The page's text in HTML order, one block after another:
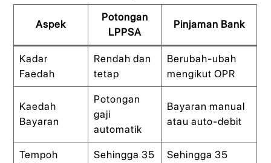
Aspek
Potongan
LPPSA
Pinjaman Bank
Kadar
Faedah
Rendah dan
tetap
Berubah-ubah
mengikut OPR
Kaedah
Bayaran
Potongan
gaji
automatik
Bayaran manual
atau auto-debit
Tempoh
Sehingga 35
Sehingga 35